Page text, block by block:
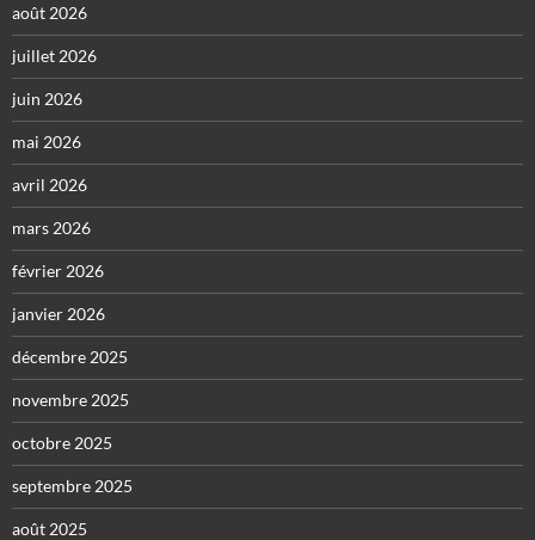
août 2026
juillet 2026
juin 2026
mai 2026
avril 2026
mars 2026
février 2026
janvier 2026
décembre 2025
novembre 2025
octobre 2025
septembre 2025
août 2025